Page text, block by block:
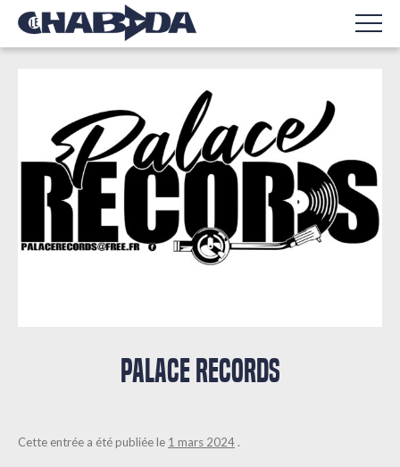
PALACE RECORDS
Cette entrée a été publiée le 1 mars 2024.